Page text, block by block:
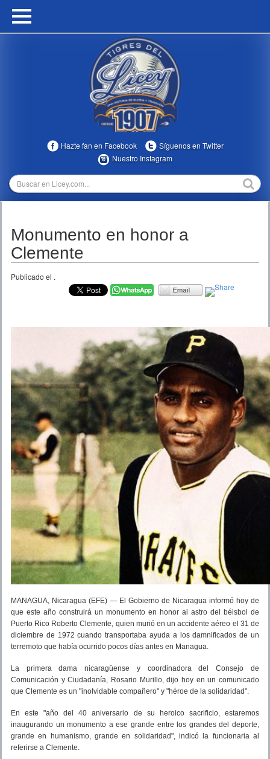
HOME
MULTIMEDIA
TEMPORADAS
Hazte fan en Facebook
Síguenos en Twitter
Nuestro Instagram
Monumento en honor a
Clemente
Publicado el .
MANAGUA, Nicaragua (EFE) — El Gobierno de Nicaragua informó hoy de
que este año construirá un monumento en honor al astro del béisbol de
Puerto Rico Roberto Clemente, quien murió en un accidente aéreo el 31 de
diciembre de 1972 cuando transportaba ayuda a los damnificados de un
terremoto que había ocurrido pocos días antes en Managua.
La primera dama nicaragüense y coordinadora del Consejo de
Comunicación y Ciudadanía, Rosario Murillo, dijo hoy en un comunicado
que Clemente es un "inolvidable compañero" y "héroe de la solidaridad".
En este "año del 40 aniversario de su heroico sacrificio, estaremos
inaugurando un monumento a ese grande entre los grandes del deporte,
grande en humanismo, grande en solidaridad", indicó la funcionaria al
referirse a Clemente.